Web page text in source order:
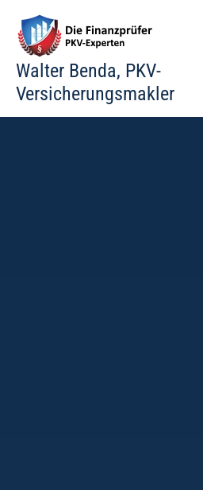
Inhalt
springen
Walter Benda, PKV-
Versicherungsmakler